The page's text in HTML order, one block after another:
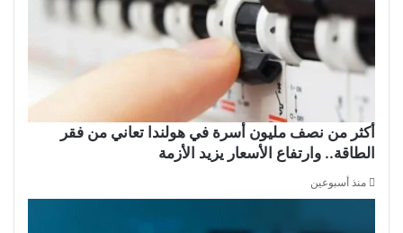
أكثر من نصف مليون أسرة في هولندا تعاني من فقر
الطاقة.. وارتفاع الأسعار يزيد الأزمة
منذ أسبوعين